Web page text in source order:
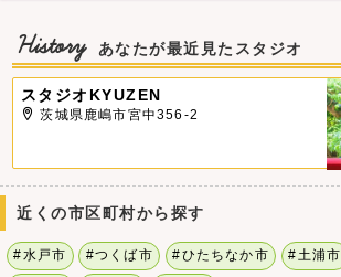
History あなたが最近見たスタジオ
スタジオKYUZEN
茨城県鹿嶋市宮中356-2
近くの市区町村から探す
#水戸市 #つくば市 #ひたちなか市 #土浦市